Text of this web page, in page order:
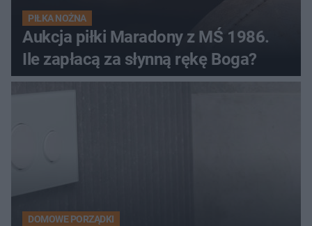
PIŁKA NOŻNA
Aukcja piłki Maradony z MŚ 1986.
Ile zapłacą za słynną rękę Boga?
DOMOWE PORZĄDKI